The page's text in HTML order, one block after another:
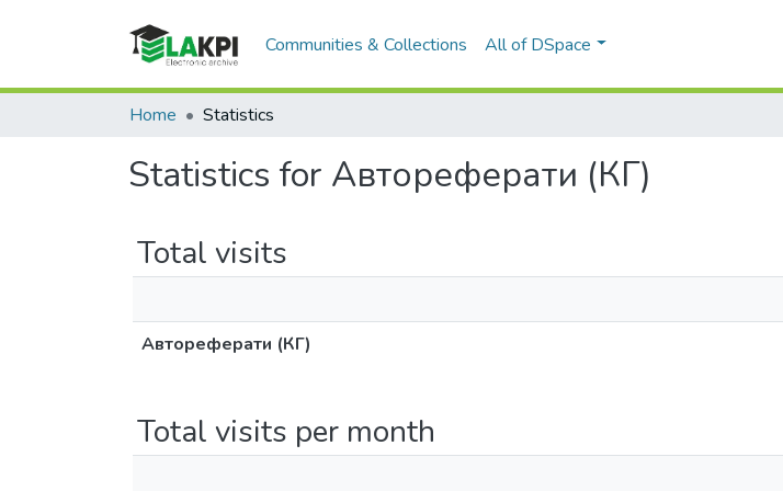
Communities & Collections All of DSpace
Home Statistics
Statistics for Автореферати (КГ)
Total visits
Автореферати (КГ)
Total visits per month